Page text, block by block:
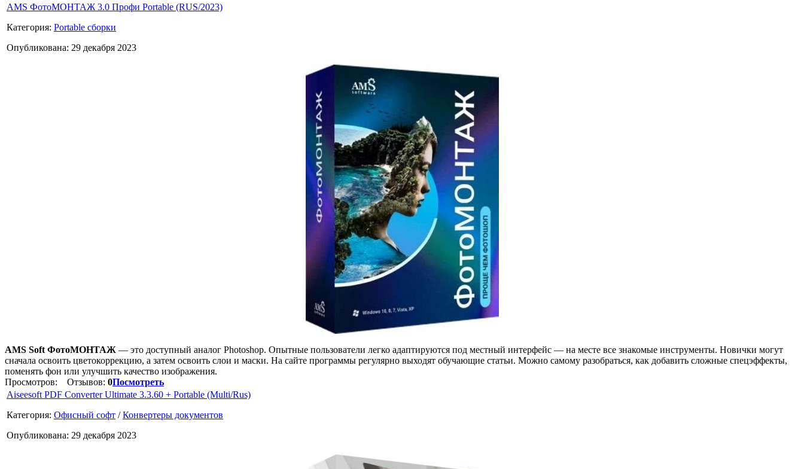
AMS ФотоМОНТАЖ 3.0 Профи Portable (RUS/2023)
Категория: Portable сборки
Опубликована: 29 декабря 2023
AMS Soft ФотоМОНТАЖ — это доступный аналог Photoshop. Опытные пользователи легко адаптируются под местный интерфейс — на месте все знакомые инструменты. Новички могут
сначала освоить цветокоррекцию, а затем освоить слои и маски. На сайте программы регулярно выходят обучающие статьи. Можно самому разобраться, как добавить сложные спецэффекты,
поменять фон или улучшить качество изображения.
Просмотров:
Отзывов: 0Посмотреть
Aiseesoft PDF Converter Ultimate 3.3.60 + Portable (Multi/Rus)
Категория: Офисный софт /Конвертеры документов
Опубликована: 29 декабря 2023